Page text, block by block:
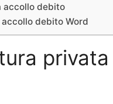
accollo debito
debito Word